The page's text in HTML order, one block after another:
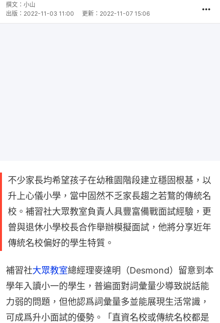
撰文： 小山
出版： 2022-11-03 11:00 更新： 2022-11-07 15:06
不少家長均希望孩子在幼稚園階段建立穩固根基，以
升上心儀小學，當中固然不乏家長趨之若鶩的傳統名
校。補習社大眾教室負責人具豐富備戰面試經驗，更
曾與退休小學校長合作舉辦模擬面試，他將分享近年
傳統名校偏好的學生特質。
補習社大眾教室總經理麥達明（Desmond）留意到本
學年入讀小一的學生，普遍面對詞彙量少導致説話能
力弱的問題，但他認爲詞彙量多並能展現生活常識，
可成爲升小面試的優勢。「直資名校或傳統名校都是